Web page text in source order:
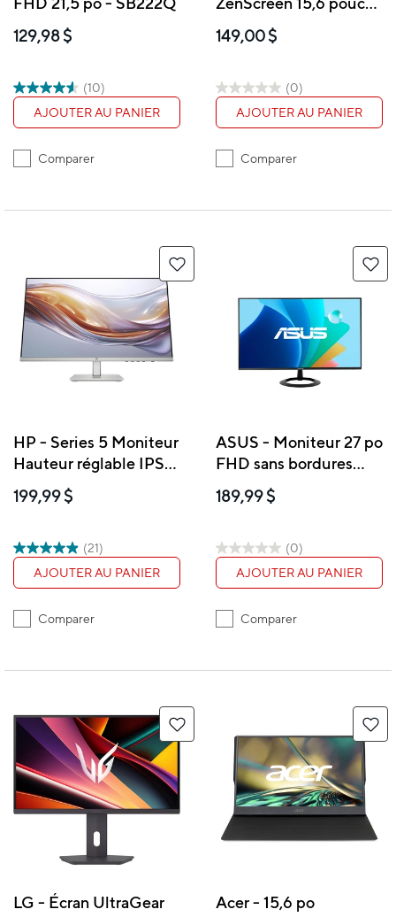
129,98 $
(10)
AJOUTER AU PANIER
Comparer
149,00 $
(0)
AJOUTER AU PANIER
Comparer
HP - Series 5 Moniteur
Hauteur réglable IPS
FHD 23,8 po - 524sh
(94C19AA)
199,99 $
(21)
AJOUTER AU PANIER
Comparer
ASUS - Moniteur 27 po
FHD sans bordures
avec protection
oculaire - VZ279HG
189,99 $
(0)
AJOUTER AU PANIER
Comparer
LG - Écran UltraGear
Acer - 15,6 po